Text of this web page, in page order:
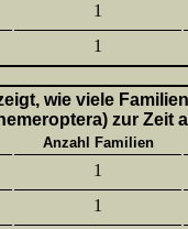
1
1
wie viele
zur Zeit
Anzahl Familien
1
1